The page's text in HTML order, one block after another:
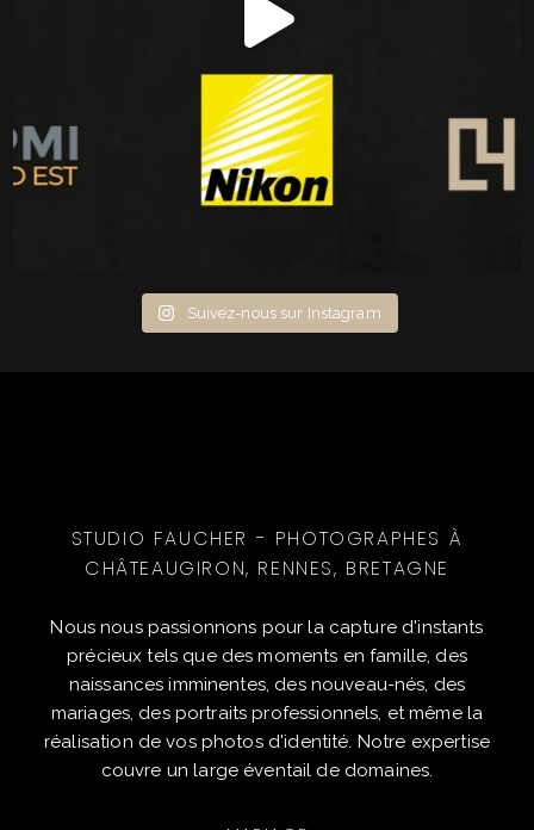
Suivez-nous sur Instagram
STUDIO FAUCHER - PHOTOGRAPHES À
CHÂTEAUGIRON, RENNES, BRETAGNE
Nous nous passionnons pour la capture d'instants
précieux tels que des moments en famille, des
naissances imminentes, des nouveau-nés, des
mariages, des portraits professionnels, et même la
réalisation de vos photos d'identité. Notre expertise
couvre un large éventail de domaines.